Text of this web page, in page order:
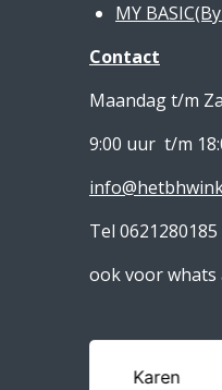
MY
Contact
Maandag t/m
9:00 uur t/m
Tel 0621280185
ook voor whats